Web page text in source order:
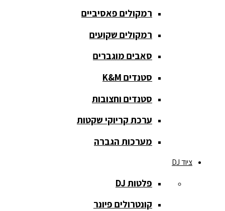
מיקרופון
הקלטה
רמקולים
רמקולים
מוגברים
רמקולים פאסיביים
רמקולים שקועים
סאבים מוגברים
סטנדים K&M
סטנדים וחצובות
ערכת קריוקי שקטות
מערכות הגברה
ציוד DJ
פלטות DJ
קונטרולים פיונר